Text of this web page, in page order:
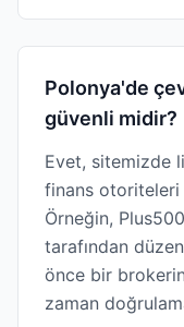
Polonya'de
güvenli midir?
Evet, sitemizde
finans otoriteleri
Örneğin,
tarafından
önce bir
zaman